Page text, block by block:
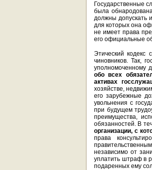
Государственные
была
должны допускать
для которых она
не имеет права
его официальные
Этический кодекс
чиновников. Так,
уполномоченному
обо всех
активах
хозяйстве,
его зарубежные
увольнения с
при будущем
преимущества,
обязанностей. В
организации, с
права
независимо от
уплатить штраф в
подаренных ему